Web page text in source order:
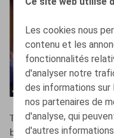
Les cookies nous
contenu et les
fonctionnalités
d'analyser notre
des informations
nos partenaires de
d'analyse, qui
d'autres
Transparante
betekenisvol werk zijn